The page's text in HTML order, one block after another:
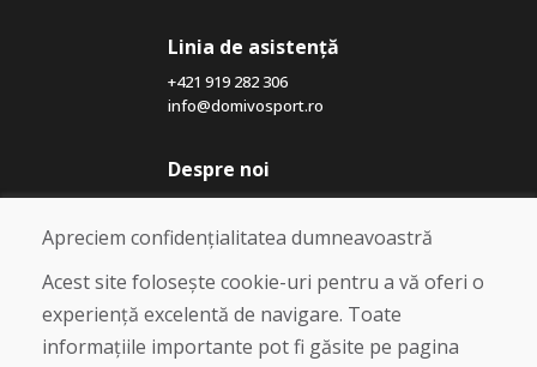
Linia de asistență
+421 919 282 306
info@domivosport.ro
Despre noi
Blog
Despre noi
Magazin
Contact
Cumpărare
Apreciem confidențialitatea dumneavoastră
Acest site folosește cookie-uri pentru a vă oferi o
experiență excelentă de navigare. Toate
informațiile importante pot fi găsite pe pagina